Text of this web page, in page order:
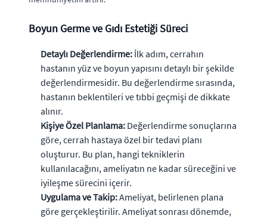
Boyun Germe ve Gıdı Estetiği Süreci
Detaylı Değerlendirme: İlk adım, cerrahın
hastanın yüz ve boyun yapısını detaylı bir şekilde
değerlendirmesidir. Bu değerlendirme sırasında,
hastanın beklentileri ve tıbbi geçmişi de dikkate
alınır.
Kişiye Özel Planlama: Değerlendirme sonuçlarına
göre, cerrah hastaya özel bir tedavi planı
oluşturur. Bu plan, hangi tekniklerin
kullanılacağını, ameliyatın ne kadar süreceğini ve
iyileşme sürecini içerir.
Uygulama ve Takip:Ameliyat, belirlenen plana
göre gerçekleştirilir. Ameliyat sonrası dönemde,